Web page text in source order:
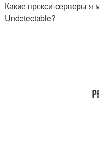
Какие прокси-серверы я
Undetectable?